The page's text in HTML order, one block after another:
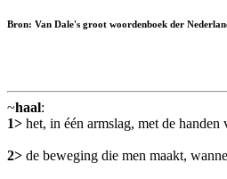
Bron: Van Dale's groot woordenboek der
~haal:
1> het, in één armslag, met de
2> de beweging die men maakt,